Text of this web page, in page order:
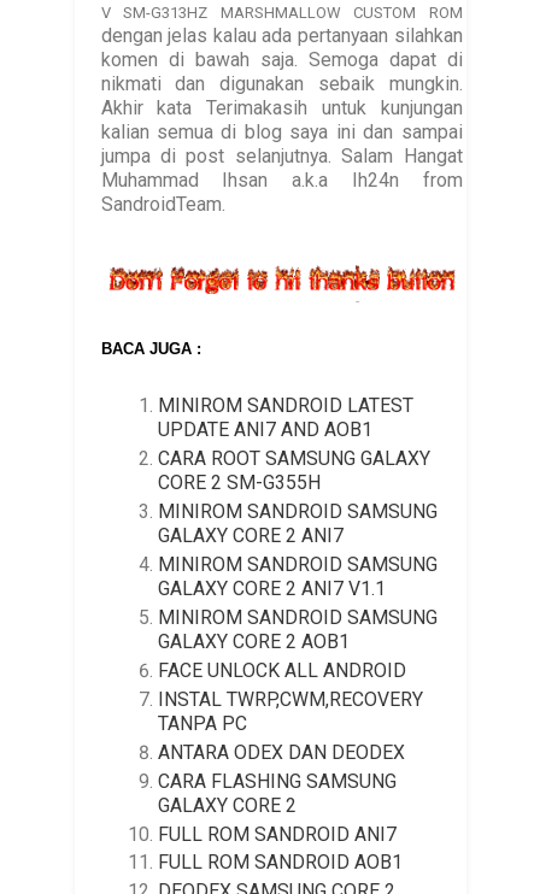
V SM-G313HZ MARSHMALLOW CUSTOM ROM
dengan jelas kalau ada pertanyaan silahkan
komen di bawah saja. Semoga dapat di
nikmati dan digunakan sebaik mungkin.
Akhir kata Terimakasih untuk kunjungan
kalian semua di blog saya ini dan sampai
jumpa di post selanjutnya. Salam Hangat
Muhammad Ihsan a.k.a Ih24n from
SandroidTeam.
BACA JUGA :
MINIROM SANDROID LATEST
UPDATE ANI7 AND AOB1
CARA ROOT SAMSUNG GALAXY
CORE 2 SM-G355H
MINIROM SANDROID SAMSUNG
GALAXY CORE 2 ANI7
MINIROM SANDROID SAMSUNG
GALAXY CORE 2 ANI7 V1.1
MINIROM SANDROID SAMSUNG
GALAXY CORE 2 AOB1
FACE UNLOCK ALL ANDROID
INSTAL TWRP,CWM,RECOVERY
TANPA PC
ANTARA ODEX DAN DEODEX
CARA FLASHING SAMSUNG
GALAXY CORE 2
FULL ROM SANDROID ANI7
FULL ROM SANDROID AOB1